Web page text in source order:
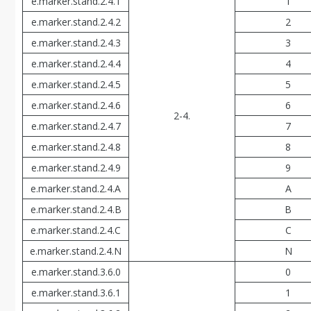
2-4.
e.marker.stand.2.4.2
2
e.marker.stand.2.4.3
3
e.marker.stand.2.4.4
4
e.marker.stand.2.4.5
5
e.marker.stand.2.4.6
6
e.marker.stand.2.4.7
7
e.marker.stand.2.4.8
8
e.marker.stand.2.4.9
9
e.marker.stand.2.4.A
A
e.marker.stand.2.4.В
В
e.marker.stand.2.4.С
С
e.marker.stand.2.4.N
N
e.marker.stand.3.6.0
0
e.marker.stand.3.6.1
1